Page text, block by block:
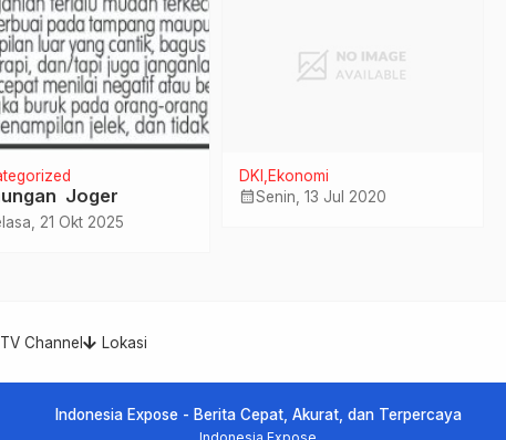
Joger
21 Okt 2025
DKI Ekonomi
calendar_monthSenin, 13 Jul 2020
Channel Lokasi
Indonesia Expose - Berita Cepat, Akurat, dan Terpercaya